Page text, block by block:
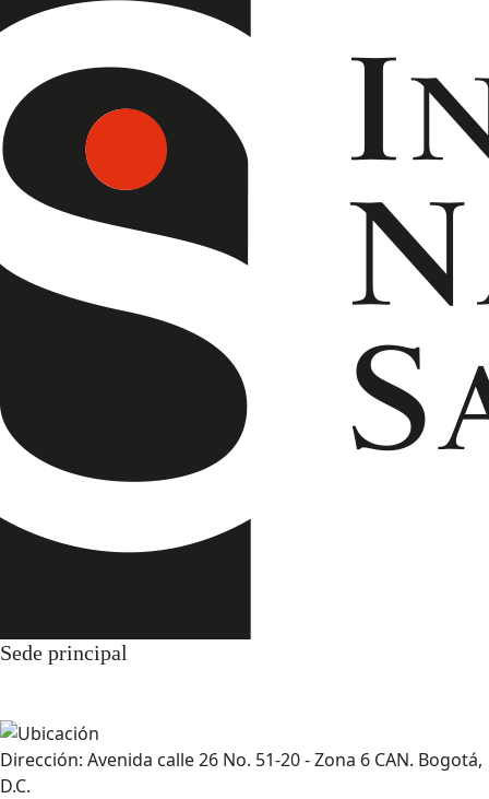
Sede principal
Dirección: Avenida calle 26 No. 51-20 - Zona 6 CAN. Bogotá,
D.C.